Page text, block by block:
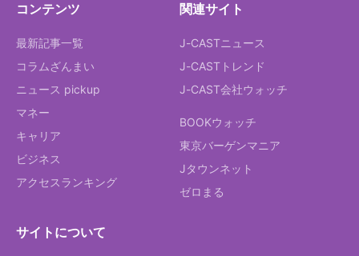
コンテンツ
最新記事一覧
コラムざんまい
ニュース pickup
マネー
キャリア
ビジネス
アクセスランキング
関連サイト
J-CASTニュース
J-CASTトレンド
J-CAST会社ウォッチ
BOOKウォッチ
東京バーゲンマニア
Jタウンネット
ゼロまる
サイトについて